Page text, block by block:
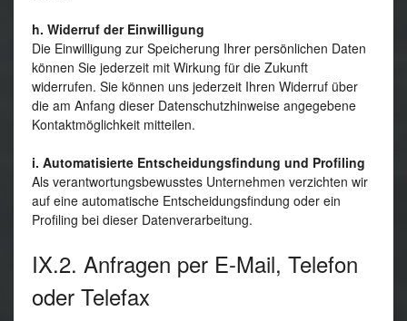
h. Widerruf der Einwilligung
Die Einwilligung zur Speicherung Ihrer persönlichen Daten
können Sie jederzeit mit Wirkung für die Zukunft
widerrufen. Sie können uns jederzeit Ihren Widerruf über
die am Anfang dieser Datenschutzhinweise angegebene
Kontaktmöglichkeit mitteilen.
i. Automatisierte Entscheidungsfindung und Profiling
Als verantwortungsbewusstes Unternehmen verzichten wir
auf eine automatische Entscheidungsfindung oder ein
Profiling bei dieser Datenverarbeitung.
IX.2. Anfragen per E-Mail, Telefon
oder Telefax